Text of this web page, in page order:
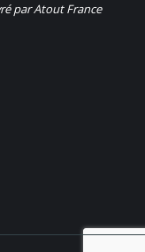
par Atout France